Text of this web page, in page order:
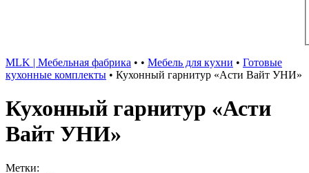
MLK | Мебельная фабрика • • Мебель для кухни • Готовые
кухонные комплекты • Кухонный гарнитур «Асти Вайт УНИ»
Кухонный гарнитур «Асти
Вайт УНИ»
Метки: